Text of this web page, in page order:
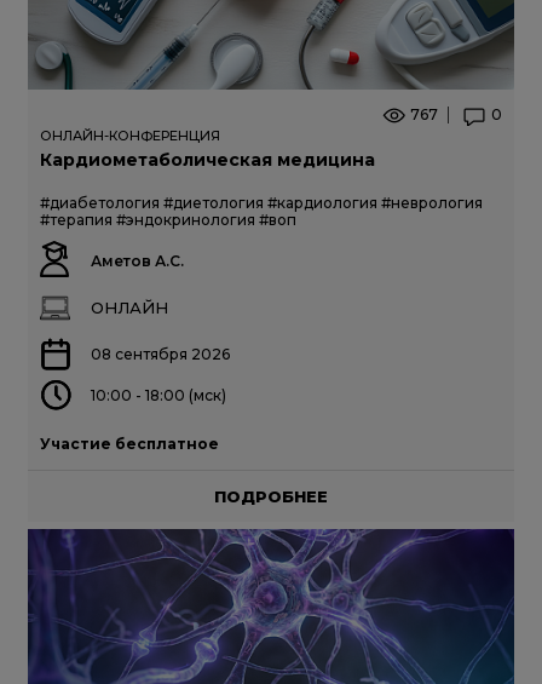
767 0
ОНЛАЙН-КОНФЕРЕНЦИЯ
Кардиометаболическая медицина
#диабетология #диетология #кардиология #неврология
#терапия #эндокринология #воп
Аметов А.С.
ОНЛАЙН
08 сентября 2026
10:00 - 18:00 (мск)
Участие бесплатное
ПОДРОБНЕЕ